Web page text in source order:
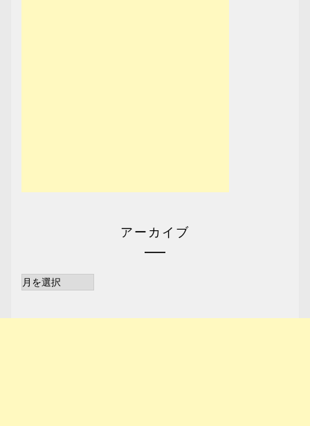
アーカイブ
ア